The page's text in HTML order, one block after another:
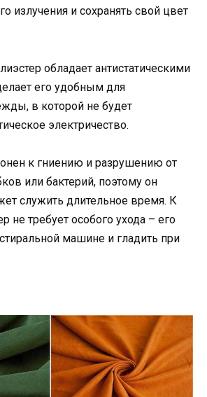
излучения и сохранять свой цвет
обладает антистатическими
его удобным для
в которой не будет
электричество.
к гниению и разрушению от
или бактерий, поэтому он
служить длительное время. К
не требует особого ухода – его
машине и гладить при